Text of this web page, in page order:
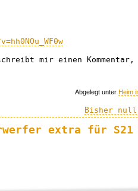
mir einen
Abgelegt unter Heim
Bisher null
extra für S21